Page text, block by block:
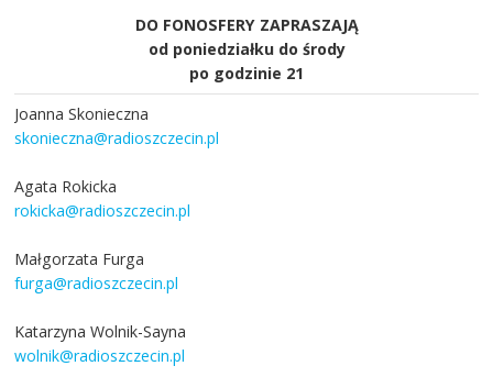
DO FONOSFERY ZAPRASZAJĄ
od poniedziałku do środy
po godzinie 21
Joanna Skonieczna
skonieczna@radioszczecin.pl
Agata Rokicka
rokicka@radioszczecin.pl
Małgorzata Furga
furga@radioszczecin.pl
Katarzyna Wolnik-Sayna
wolnik@radioszczecin.pl